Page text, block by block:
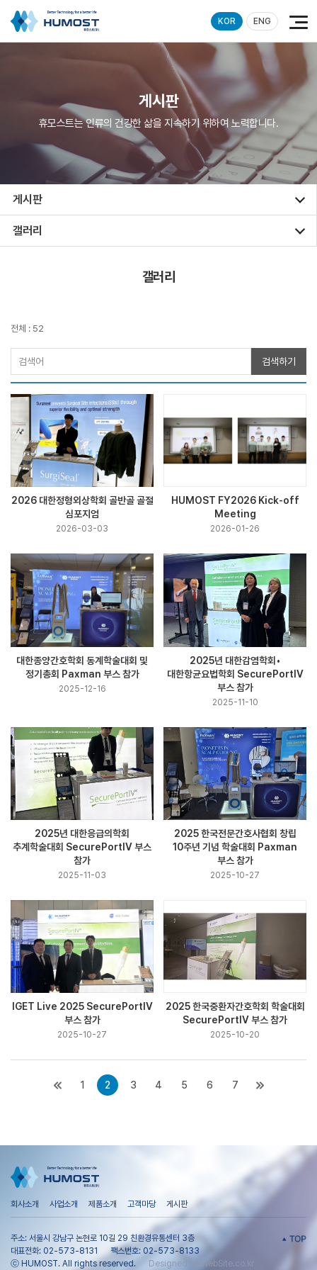
KOR ENG
게시판
휴모스트는 인류의 건강한 삶을 지속하기 위하여 노력합니다.
게시판
갤러리
갤러리
전체 : 52
검색하기
2026 대한정형외상학회 골반골 골절
심포지엄
2026-03-03
HUMOST FY2026 Kick-off
Meeting
2026-01-26
대한종양간호학회 동계학술대회 및
정기총회 Paxman 부스 참가
2025-12-16
2025년 대한감염학회•
대한항균요법학회 SecurePortIV
부스 참가
2025-11-10
2025년 대한응급의학회
추계학술대회 SecurePortIV 부스
참가
2025-11-03
2025 한국전문간호사협회 창립
10주년 기념 학술대회 Paxman
부스 참가
2025-10-27
IGET Live 2025 SecurePortIV
부스 참가
2025-10-27
2025 한국중환자간호학회 학술대회
SecurePortIV 부스 참가
2025-10-20
1 2 3 4 5 6 7
회사소개 사업소개 제품소개 고객마당 게시판
주소: 서울시 강남구 논현로 10길 29 친환경유통센터 3층
대표전화: 02-573-8131
팩스번호: 02-573-8133
ⓒ HUMOST. All rights reserved.
Designed by WebSite.co.kr